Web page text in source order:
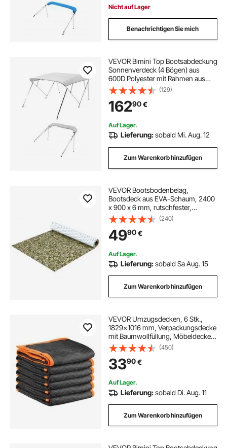
Nicht auf Lager
Benachrichtigen Sie mich
VEVOR Bimini Top Bootsabdeckung
Sonnenverdeck (4 Bögen) aus
600D Polyester mit Rahmen aus
Aluminiumlegierung, wasserdichte
Sonnenschutz-Bootsmarkise mit
Aufbewahrungstasche, 201-213 cm
(B) Hellgrau
(129)
16290€
Auf Lager.
Lieferung:sobald Mi. Aug. 12
Zum Warenkorb hinzufügen
VEVOR Bootsbodenbelag,
Bootsdeck aus EVA-Schaum, 2400
x 900 x 6 mm, rutschfester,
selbstklebender Bodenbelag, 21600
cm² großer Meeresteppich für
Boote, Yachten, Pontons,
Kajakdecks
(240)
4990€
Auf Lager.
Lieferung:sobald Sa Aug. 15
Zum Warenkorb hinzufügen
VEVOR Umzugsdecken, 6 Stk.,
1829x1016 mm, Verpackungsdecke
mit Baumwollfüllung, Möbeldecke,
Lagerdecke mit Vliesstoff
gepolsterte Packdecke zum
Versenden, Verpacken & Schützen
von Möbeln
(450)
3390€
Auf Lager.
Lieferung:sobald Di. Aug. 11
Zum Warenkorb hinzufügen